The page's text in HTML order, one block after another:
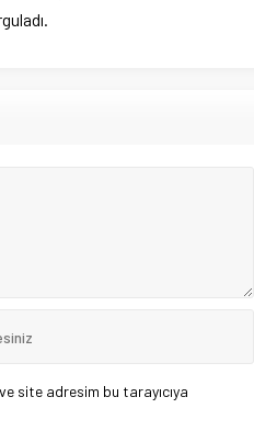
site adresim bu tarayıcıya